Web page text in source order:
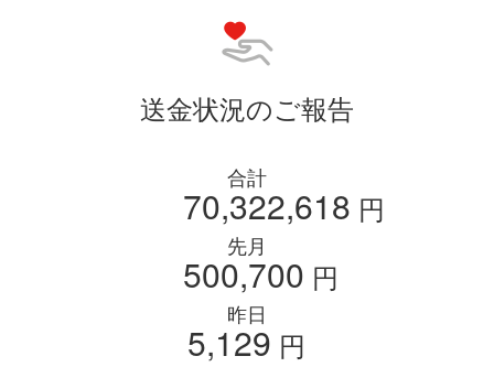
送金状況のご報告
合計
70,322,618 円
先月
500,700 円
昨日
5,129 円